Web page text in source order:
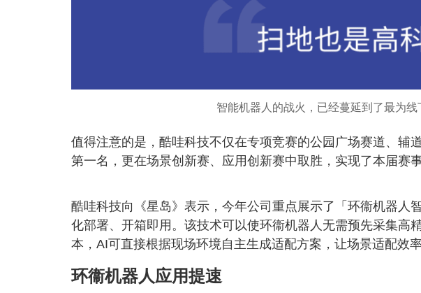
智能机器人的战火，已经蔓延到了最为线
值得注意的是，酷哇科技不仅在专项竞赛的公园广场赛道、辅
第一名，更在场景创新赛、应用创新赛中取胜，实现了本届赛
酷哇科技向《星岛》表示，今年公司重点展示了「环衞机器人
化部署、开箱即用。该技术可以使环衞机器人无需预先采集高
本，AI可直接根据现场环境自主生成适配方案，让场景适配效
环衞机器人应用提速